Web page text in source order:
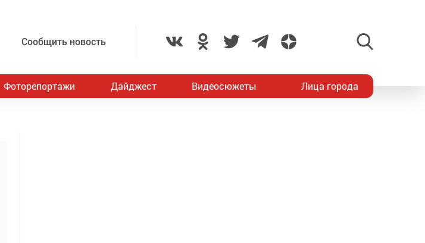
Сообщить новость
Фоторепортажи Дайджест Видеосюжеты Лица города